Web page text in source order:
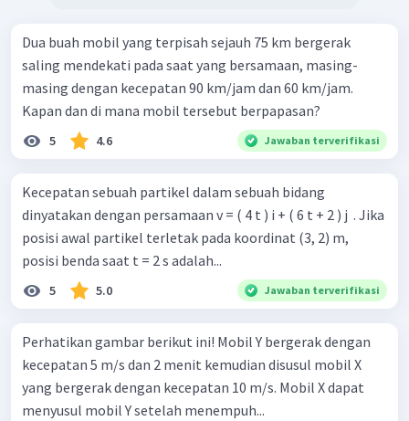
Dua buah mobil yang terpisah sejauh 75 km bergerak
saling mendekati pada saat yang bersamaan, masing-
masing dengan kecepatan 90 km/jam dan 60 km/jam.
Kapan dan di mana mobil tersebut berpapasan?
5 4.6 Jawaban terverifikasi
Kecepatan sebuah partikel dalam sebuah bidang
dinyatakan dengan persamaan v = ( 4 t ) i + ( 6 t + 2 ) j ​ . Jika
posisi awal partikel terletak pada koordinat (3, 2) m,
posisi benda saat t = 2 s adalah...
5 5.0 Jawaban terverifikasi
Perhatikan gambar berikut ini! Mobil Y bergerak dengan
kecepatan 5 m/s dan 2 menit kemudian disusul mobil X
yang bergerak dengan kecepatan 10 m/s. Mobil X dapat
menyusul mobil Y setelah menempuh...